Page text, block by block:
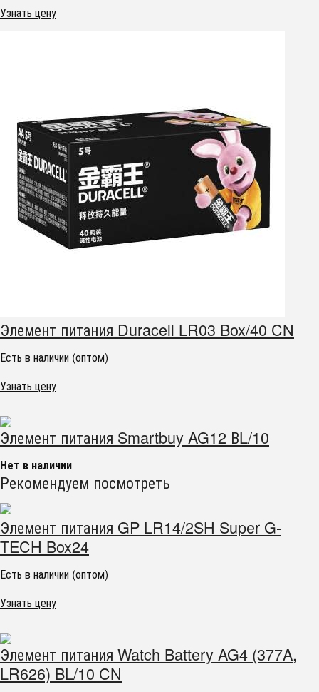
Узнать цену
Элемент питания Duracell LR03 Box/40 CN
Есть в наличии (оптом)
Узнать цену
Элемент питания Smartbuy AG12 ВL/10
Нет в наличии
Рекомендуем посмотреть
Элемент питания GP LR14/2SH Super G-
TECH Box24
Есть в наличии (оптом)
Узнать цену
Элемент питания Watch Battery AG4 (377A,
LR626) BL/10 CN